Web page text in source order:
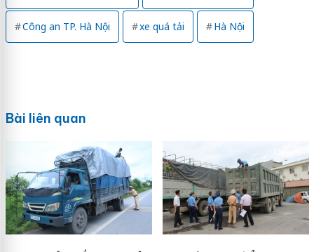
Công an TP. Hà Nội xe quá tải Hà Nội
Bài liên quan